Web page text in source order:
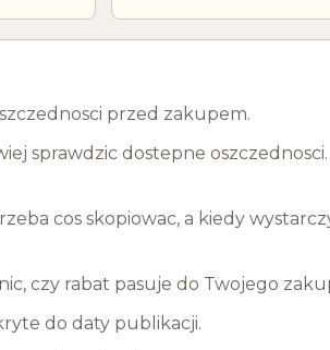
przed zakupem.
sprawdzic dostepne oszczednosci.
cos skopiowac, a kiedy
czy rabat pasuje do Twojego
do daty publikacji.